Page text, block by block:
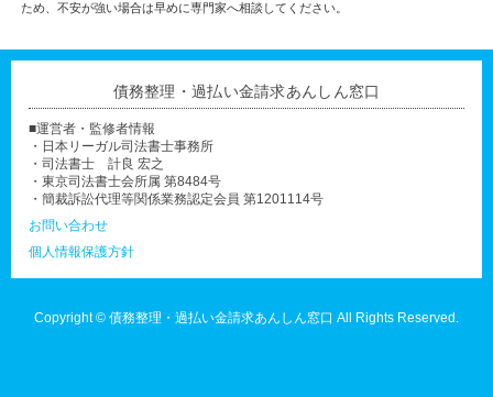
ため、不安が強い場合は早めに専門家へ相談してください。
債務整理・過払い金請求あんしん窓口
■運営者・監修者情報
・日本リーガル司法書士事務所
・司法書士 計良 宏之
・東京司法書士会所属 第8484号
・簡裁訴訟代理等関係業務認定会員 第1201114号
お問い合わせ
個人情報保護方針
Copyright © 債務整理・過払い金請求あんしん窓口 All Rights Reserved.